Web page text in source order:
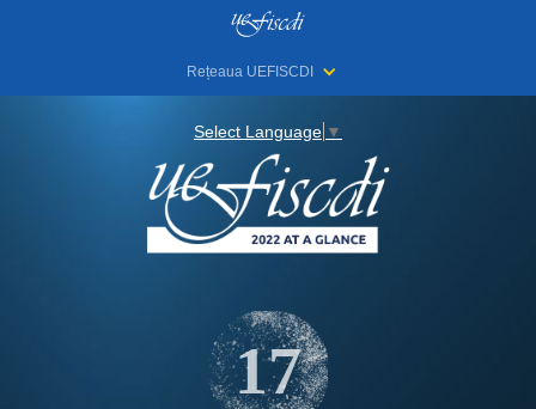
Rețeaua UEFISCDI
17
Select Language ▼